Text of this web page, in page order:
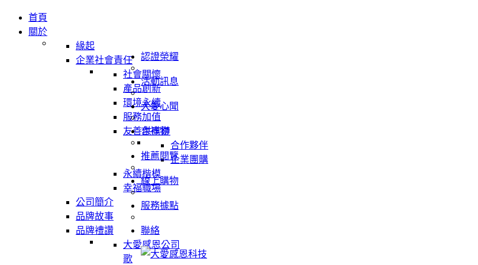
首頁
關於
緣起
企業社會責任
社會關懷
產品創新
環境永續
服務加值
友善供應鏈
合作夥伴
企業團購
永續楷模
幸福職場
公司簡介
品牌故事
品牌禮讚
大愛感恩公司
歌
認證榮耀
活動訊息
大愛心聞
吉祥物
推薦閱覽
線上購物
服務據點
聯絡